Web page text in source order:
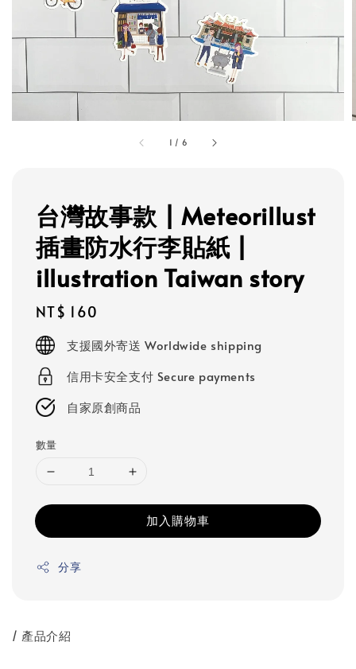
1 / 6
台灣故事款 | Meteorillust
插畫防水行李貼紙 |
illustration Taiwan story
Regular
price
NT$ 160
支援國外寄送 Worldwide shipping
信用卡安全支付 Secure payments
自家原創商品
數量
加入購物車
分享
/ 產品介紹